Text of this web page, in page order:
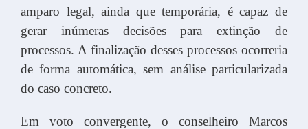
amparo legal, ainda que temporária, é capaz de
gerar inúmeras decisões para extinção de
processos. A finalização desses processos ocorreria
de forma automática, sem análise particularizada
do caso concreto.
Em voto convergente, o conselheiro Marcos